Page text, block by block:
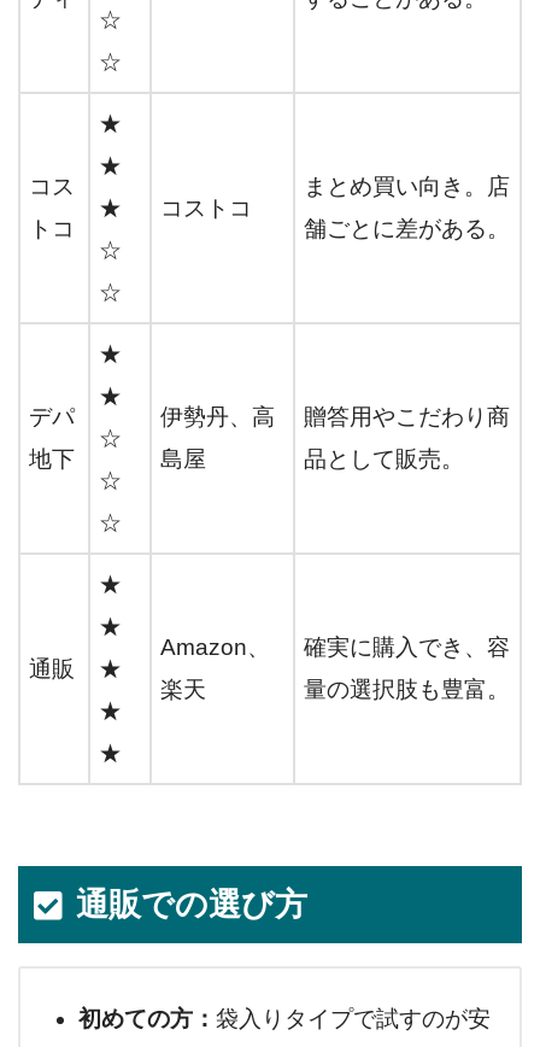
☆
☆
コス
トコ
★
★
★
☆
☆
コストコ
まとめ買い向き。店
舗ごとに差がある。
デパ
地下
★
★
☆
☆
☆
伊勢丹、高
島屋
贈答用やこだわり商
品として販売。
通販
★
★
★
★
★
Amazon、
楽天
確実に購入でき、容
量の選択肢も豊富。
通販での選び方
初めての方： 袋入りタイプで試すのが安